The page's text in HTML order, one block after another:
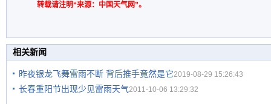
转载请注明“来源：中国天气网”。
相关新闻
昨夜银龙飞舞雷雨不断 背后推手竟然是它2019-08-29 15:26:43
长春重阳节出现少见雷雨天气2011-10-06 13:29:32